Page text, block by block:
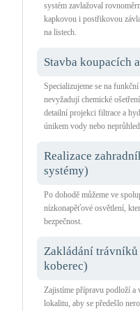
systém zavlažoval
kapkovou i postřikovou
na listech.
Stavba koupacích
Specializujeme se na
nevyžadují chemické
detailní projekci filtrace a
únikem vody nebo
Realizace
systémy)
Po dohodě můžeme ve
nízkonapěťové osvětlení,
bezpečnost.
Zakládání
koberec)
Zajistíme přípravu podloží a
lokalitu, aby se předešlo